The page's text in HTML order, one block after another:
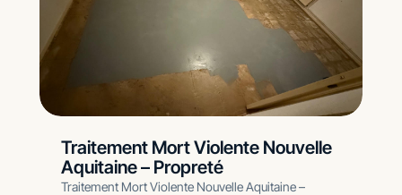
Traitement Mort Violente Nouvelle
Aquitaine – Propreté
Traitement Mort Violente Nouvelle Aquitaine –